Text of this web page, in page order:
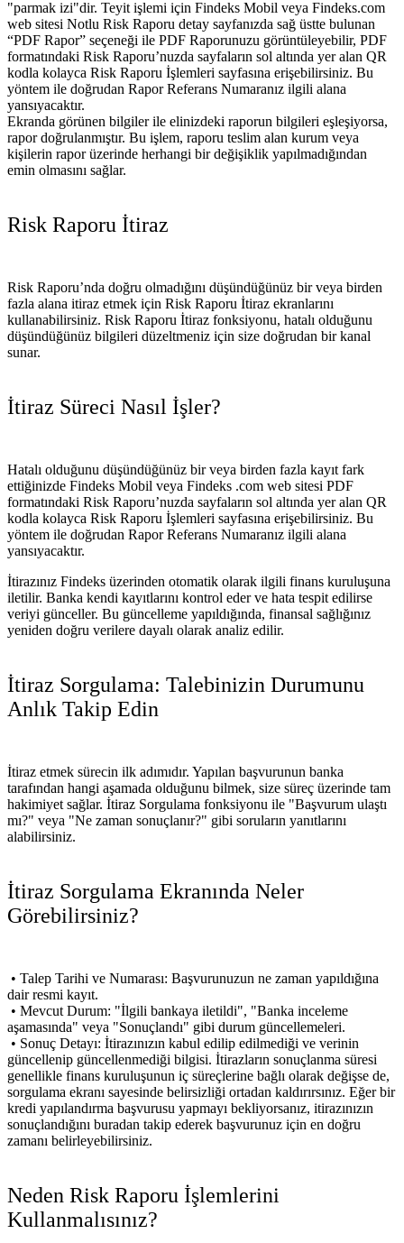
"parmak izi"dir. Teyit işlemi için Findeks Mobil veya Findeks.com
web sitesi Notlu Risk Raporu detay sayfanızda sağ üstte bulunan
“PDF Rapor” seçeneği ile PDF Raporunuzu görüntüleyebilir, PDF
formatındaki Risk Raporu’nuzda sayfaların sol altında yer alan QR
kodla kolayca Risk Raporu İşlemleri sayfasına erişebilirsiniz. Bu
yöntem ile doğrudan Rapor Referans Numaranız ilgili alana
yansıyacaktır.
Ekranda görünen bilgiler ile elinizdeki raporun bilgileri eşleşiyorsa,
rapor doğrulanmıştır. Bu işlem, raporu teslim alan kurum veya
kişilerin rapor üzerinde herhangi bir değişiklik yapılmadığından
emin olmasını sağlar.
Risk Raporu İtiraz
Risk Raporu’nda doğru olmadığını düşündüğünüz bir veya birden
fazla alana itiraz etmek için Risk Raporu İtiraz ekranlarını
kullanabilirsiniz. Risk Raporu İtiraz fonksiyonu, hatalı olduğunu
düşündüğünüz bilgileri düzeltmeniz için size doğrudan bir kanal
sunar.
İtiraz Süreci Nasıl İşler?
Hatalı olduğunu düşündüğünüz bir veya birden fazla kayıt fark
ettiğinizde Findeks Mobil veya Findeks .com web sitesi PDF
formatındaki Risk Raporu’nuzda sayfaların sol altında yer alan QR
kodla kolayca Risk Raporu İşlemleri sayfasına erişebilirsiniz. Bu
yöntem ile doğrudan Rapor Referans Numaranız ilgili alana
yansıyacaktır.
İtirazınız Findeks üzerinden otomatik olarak ilgili finans kuruluşuna
iletilir. Banka kendi kayıtlarını kontrol eder ve hata tespit edilirse
veriyi günceller. Bu güncelleme yapıldığında, finansal sağlığınız
yeniden doğru verilere dayalı olarak analiz edilir.
İtiraz Sorgulama: Talebinizin Durumunu
Anlık Takip Edin
İtiraz etmek sürecin ilk adımıdır. Yapılan başvurunun banka
tarafından hangi aşamada olduğunu bilmek, size süreç üzerinde tam
hakimiyet sağlar. İtiraz Sorgulama fonksiyonu ile "Başvurum ulaştı
mı?" veya "Ne zaman sonuçlanır?" gibi soruların yanıtlarını
alabilirsiniz.
İtiraz Sorgulama Ekranında Neler
Görebilirsiniz?
• Talep Tarihi ve Numarası: Başvurunuzun ne zaman yapıldığına
dair resmi kayıt.
• Mevcut Durum: "İlgili bankaya iletildi", "Banka inceleme
aşamasında" veya "Sonuçlandı" gibi durum güncellemeleri.
• Sonuç Detayı: İtirazınızın kabul edilip edilmediği ve verinin
güncellenip güncellenmediği bilgisi. İtirazların sonuçlanma süresi
genellikle finans kuruluşunun iç süreçlerine bağlı olarak değişse de,
sorgulama ekranı sayesinde belirsizliği ortadan kaldırırsınız. Eğer bir
kredi yapılandırma başvurusu yapmayı bekliyorsanız, itirazınızın
sonuçlandığını buradan takip ederek başvurunuz için en doğru
zamanı belirleyebilirsiniz.
Neden Risk Raporu İşlemlerini
Kullanmalısınız?